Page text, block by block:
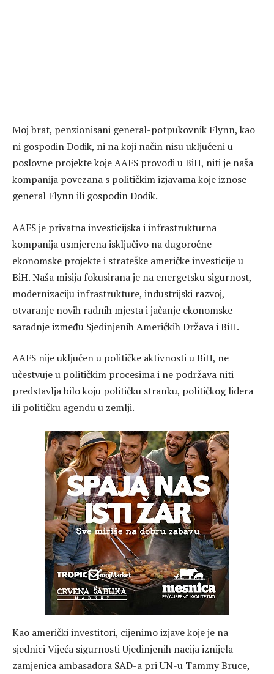
Moj brat, penzionisani general-potpukovnik Flynn, kao
ni gospodin Dodik, ni na koji način nisu uključeni u
poslovne projekte koje AAFS provodi u BiH, niti je naša
kompanija povezana s političkim izjavama koje iznose
general Flynn ili gospodin Dodik.
AAFS je privatna investicijska i infrastrukturna
kompanija usmjerena isključivo na dugoročne
ekonomske projekte i strateške američke investicije u
BiH. Naša misija fokusirana je na energetsku sigurnost,
modernizaciju infrastrukture, industrijski razvoj,
otvaranje novih radnih mjesta i jačanje ekonomske
saradnje između Sjedinjenih Američkih Država i BiH.
AAFS nije uključen u političke aktivnosti u BiH, ne
učestvuje u političkim procesima i ne podržava niti
predstavlja bilo koju političku stranku, političkog lidera
ili političku agendu u zemlji.
Kao američki investitori, cijenimo izjave koje je na
sjednici Vijeća sigurnosti Ujedinjenih nacija iznijela
zamjenica ambasadora SAD-a pri UN-u Tammy Bruce,